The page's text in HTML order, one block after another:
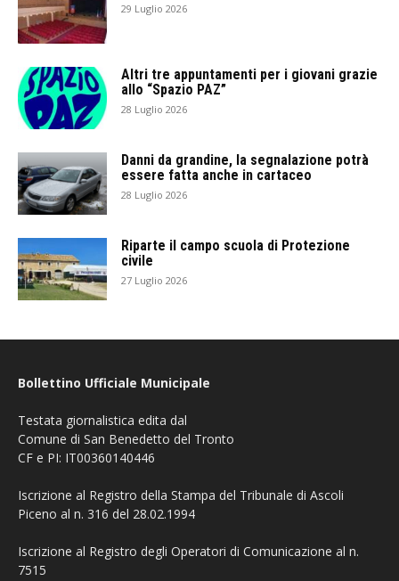
29 Luglio 2026
Altri tre appuntamenti per i giovani grazie
allo “Spazio PAZ”
28 Luglio 2026
Danni da grandine, la segnalazione potrà
essere fatta anche in cartaceo
28 Luglio 2026
Riparte il campo scuola di Protezione
civile
27 Luglio 2026
Bollettino Ufficiale Municipale
Testata giornalistica edita dal
Comune di San Benedetto del Tronto
CF e PI: IT00360140446
Iscrizione al Registro della Stampa del Tribunale di Ascoli
Piceno al n. 316 del 28.02.1994
Iscrizione al Registro degli Operatori di Comunicazione al n.
7515